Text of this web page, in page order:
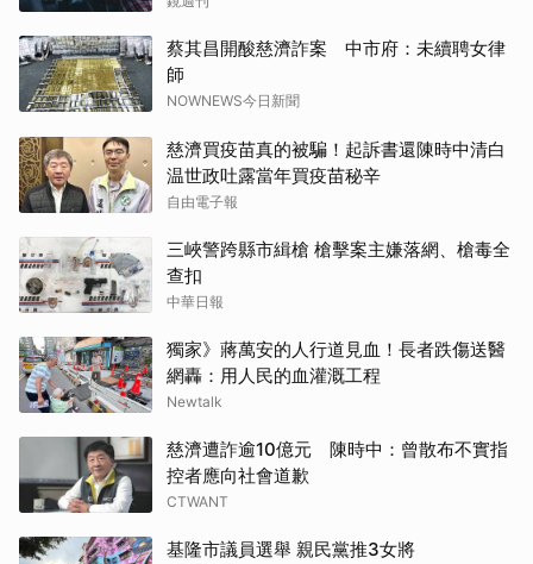
蔡其昌開酸慈濟詐案 中市府：未續聘女律
師
NOWNEWS今日新聞
慈濟買疫苗真的被騙！起訴書還陳時中清白
温世政吐露當年買疫苗秘辛
自由電子報
三峽警跨縣市緝槍 槍擊案主嫌落網、槍毒全
查扣
中華日報
獨家》蔣萬安的人行道見血！長者跌傷送醫
網轟：用人民的血灌溉工程
Newtalk
慈濟遭詐逾10億元 陳時中：曾散布不實指
控者應向社會道歉
CTWANT
基隆市議員選舉 親民黨推3女將